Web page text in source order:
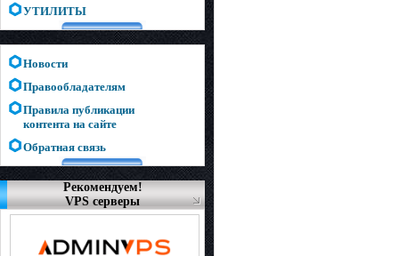
УТИЛИТЫ
Новости
Правообладателям
Правила публикации
контента на сайте
Обратная связь
Рекомендуем!
VPS серверы